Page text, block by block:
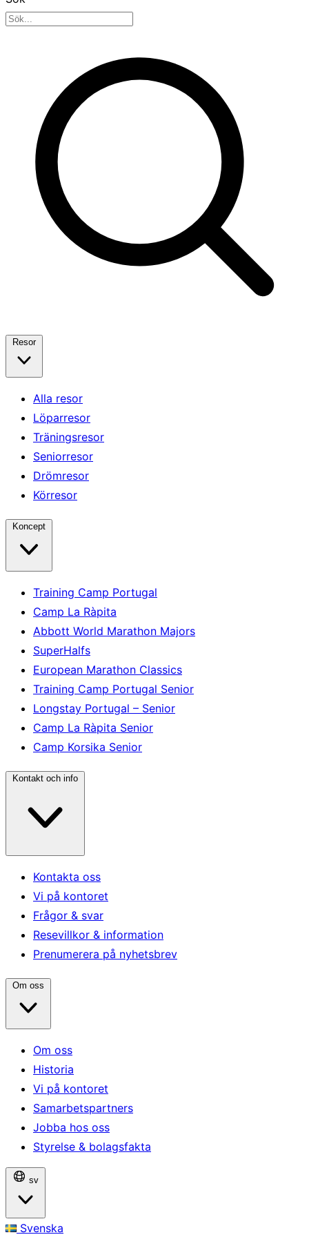
Resor
Alla resor
Löparresor
Träningsresor
Seniorresor
Drömresor
Körresor
Koncept
Training Camp Portugal
Camp La Ràpita
Abbott World Marathon Majors
SuperHalfs
European Marathon Classics
Training Camp Portugal Senior
Longstay Portugal – Senior
Camp La Ràpita Senior
Camp Korsika Senior
Kontakt och info
Kontakta oss
Vi på kontoret
Frågor & svar
Resevillkor & information
Prenumerera på nyhetsbrev
Om oss
Om oss
Historia
Vi på kontoret
Samarbetspartners
Jobba hos oss
Styrelse & bolagsfakta
sv
Svenska